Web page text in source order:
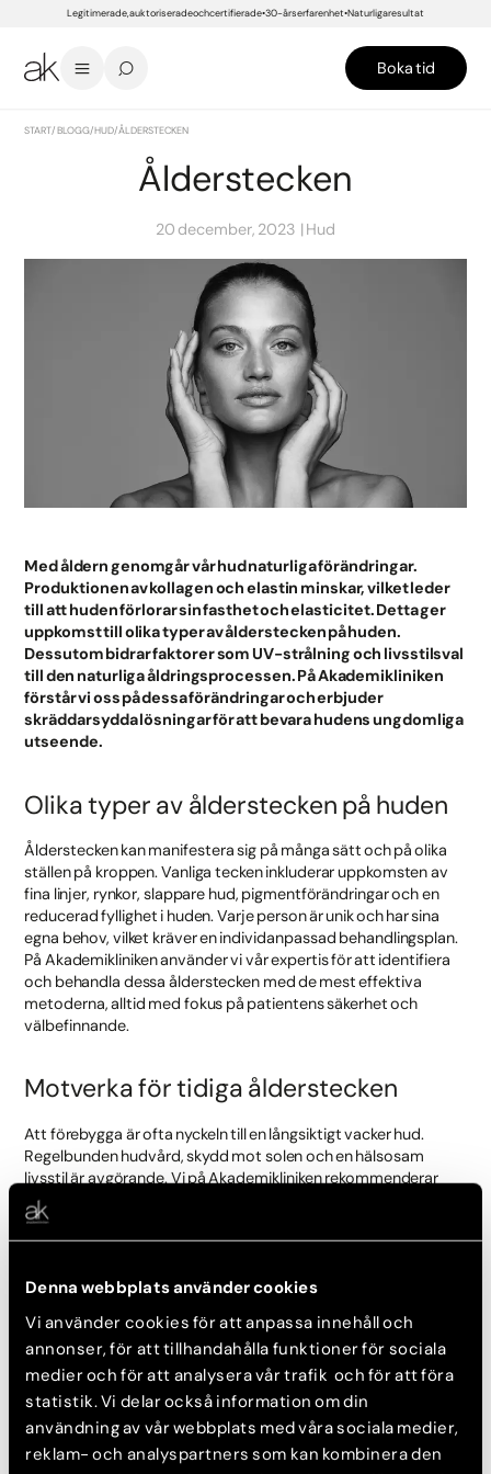
Denna webbplats använder cookies
Vi använder cookies för att anpassa innehåll och
annonser, för att tillhandahålla funktioner för sociala
medier och för att analysera vår trafik och för att föra
statistik. Vi delar också information om din
användning av vår webbplats med våra sociala medier,
reklam- och analyspartners som kan kombinera den
Legitimerade, auktoriserade och certifierade 30-års erfarenhet Naturliga resultat
Boka tid
START/BLOGG/HUD/ÅLDERSTECKEN
Ålderstecken
20 december, 2023 Hud
Med åldern genomgår vår hud naturliga förändringar.
Produktionen av kollagen och elastin minskar, vilket leder
till att huden förlorar sin fasthet och elasticitet. Detta ger
uppkomst till olika typer av ålderstecken på huden.
Dessutom bidrar faktorer som UV-strålning och livsstilsval
till den naturliga åldringsprocessen. På Akademikliniken
förstår vi oss på dessa förändringar och erbjuder
skräddarsydda lösningar för att bevara hudens ungdomliga
utseende.
Olika typer av ålderstecken på huden
Ålderstecken kan manifestera sig på många sätt och på olika
ställen på kroppen. Vanliga tecken inkluderar uppkomsten av
fina linjer, rynkor, slappare hud, pigmentförändringar och en
reducerad fyllighet i huden. Varje person är unik och har sina
egna behov, vilket kräver en individanpassad behandlingsplan.
På Akademikliniken använder vi vår expertis för att identifiera
och behandla dessa ålderstecken med de mest effektiva
metoderna, alltid med fokus på patientens säkerhet och
välbefinnande.
Motverka för tidiga ålderstecken
Att förebygga är ofta nyckeln till en långsiktigt vacker hud.
Regelbunden hudvård, skydd mot solen och en hälsosam
livsstil är avgörande. Vi på Akademikliniken rekommenderar
också regelbundna konsultationer för att upptäcka och
behandla tidiga tecken på åldrande, vilket hjälper till att bevara
hudens naturliga skönhet.
För att motverka tidiga ålderstecken är det viktigt att välja
Här är några typer av produkter som är effektiva:
Solkräm: Dagligt skydd mot solens skadliga UV-strålar är
avgörande. Använd en solkräm med hög SPF varje dag,
även under molniga dagar.
Fuktgivande krämer:Återfuktande hudvård med
hyaluronsyra, glycerin eller ceramider är nyckeln till att